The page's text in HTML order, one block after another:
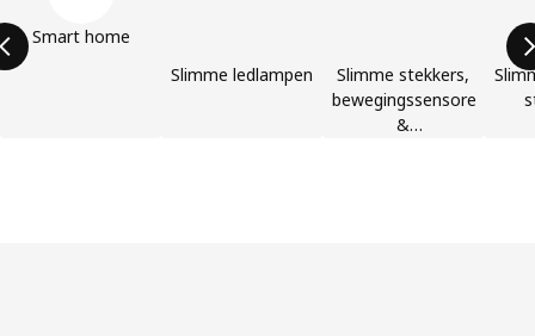
Smart home
Slimme ledlampen
Slimme stekkers,
bewegingssensoren
&